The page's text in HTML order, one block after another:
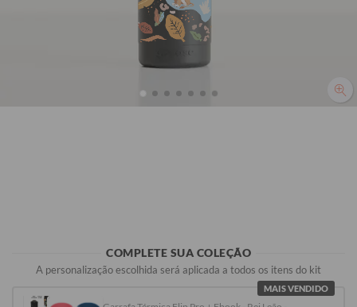
Roxo
COMPLETE SUA COLEÇÃO
A personalização escolhida será aplicada a todos os itens do kit
MAIS VENDIDO